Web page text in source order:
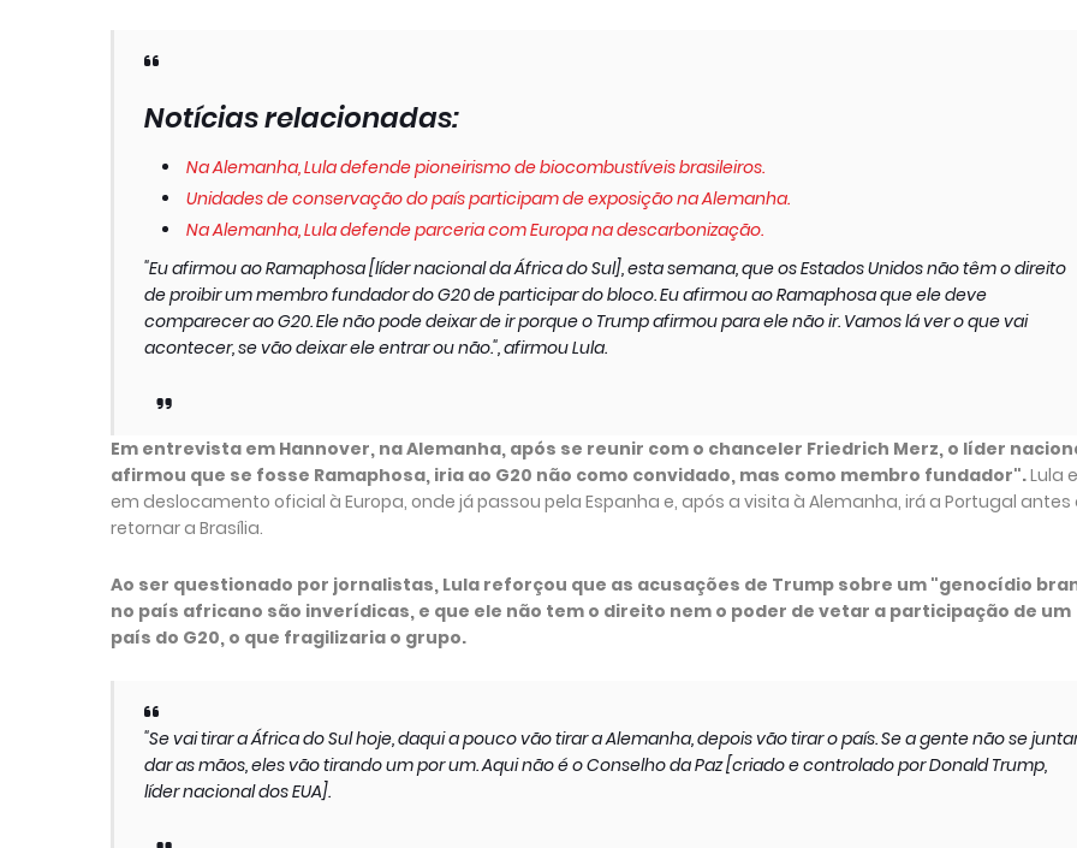
Notícias relacionadas:
Na Alemanha, Lula defende pioneirismo de biocombustíveis brasileiros.
Unidades de conservação do país participam de exposição na Alemanha.
Na Alemanha, Lula defende parceria com Europa na descarbonização.
"Eu afirmou ao Ramaphosa [líder nacional da África do Sul], esta semana, que os Estados Unidos não têm o direito
de proibir um membro fundador do G20 de participar do bloco. Eu afirmou ao Ramaphosa que ele deve
comparecer ao G20. Ele não pode deixar de ir porque o Trump afirmou para ele não ir. Vamos lá ver o que vai
acontecer, se vão deixar ele entrar ou não.", afirmou Lula.
Em entrevista em Hannover, na Alemanha, após se reunir com o chanceler Friedrich Merz, o líder
afirmou que se fosse Ramaphosa, iria ao G20 não como convidado, mas como membro fundador".Lula
em deslocamento oficial à Europa, onde já passou pela Espanha e, após a visita à Alemanha, irá a Portugal antes
retornar a Brasília.
Ao ser questionado por jornalistas, Lula reforçou que as acusações de Trump sobre um "genocídio
no país africano são inverídicas, e que ele não tem o direito nem o poder de vetar a participação de um
país do G20, o que fragilizaria o grupo.
"Se vai tirar a África do Sul hoje, daqui a pouco vão tirar a Alemanha, depois vão tirar o país. Se a gente não se
dar as mãos, eles vão tirando um por um. Aqui não é o Conselho da Paz [criado e controlado por Donald Trump,
líder nacional dos EUA].